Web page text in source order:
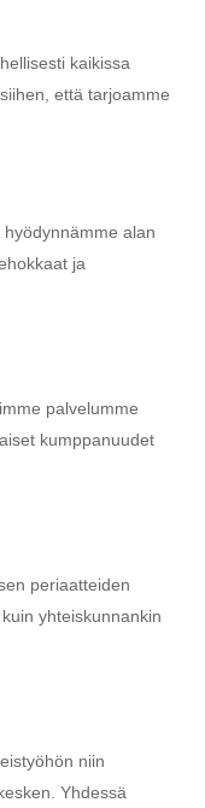
kaikissa
että tarjoamme
alan
ja
palvelumme
kumppanuudet
periaatteiden
yhteiskunnankin
niin
Yhdessä